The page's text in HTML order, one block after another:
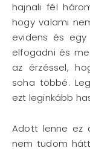
hajnali fél
hogy valami
evidens és egy
elfogadni és
az érzéssel,
soha többé.
ezt leginkább
Adott lenne ez
nem tudom